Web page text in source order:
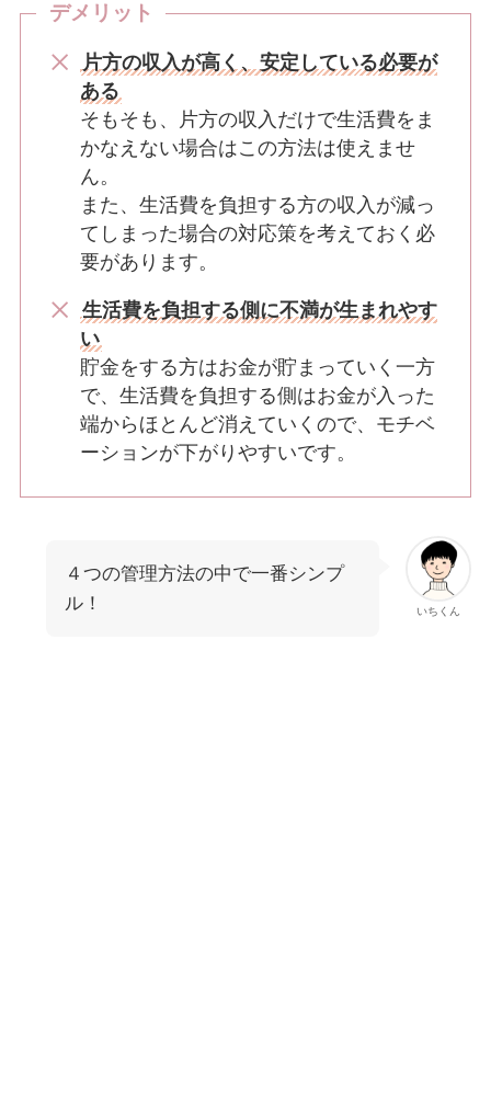
デメリット
片方の収入が高く、安定している必要が
ある
そもそも、片方の収入だけで生活費をま
かなえない場合はこの方法は使えませ
ん。
また、生活費を負担する方の収入が減っ
てしまった場合の対応策を考えておく必
要があります。
生活費を負担する側に不満が生まれやす
い
貯金をする方はお金が貯まっていく一方
で、生活費を負担する側はお金が入った
端からほとんど消えていくので、モチベ
ーションが下がりやすいです。
いちくん
４つの管理方法の中で一番シンプ
ル！